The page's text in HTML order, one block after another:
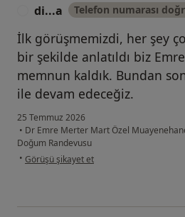
di...a Telefon numarası
İlk görüşmemizdi, her şey
bir şekilde anlatıldı biz
memnun kaldık. Bundan
ile devam edeceğiz.
25 Temmuz 2026
• Dr Emre Merter Mart Özel
Doğum Randevusu
• kullanıcının görüşüne göre di...a
Görüşü şikayet et